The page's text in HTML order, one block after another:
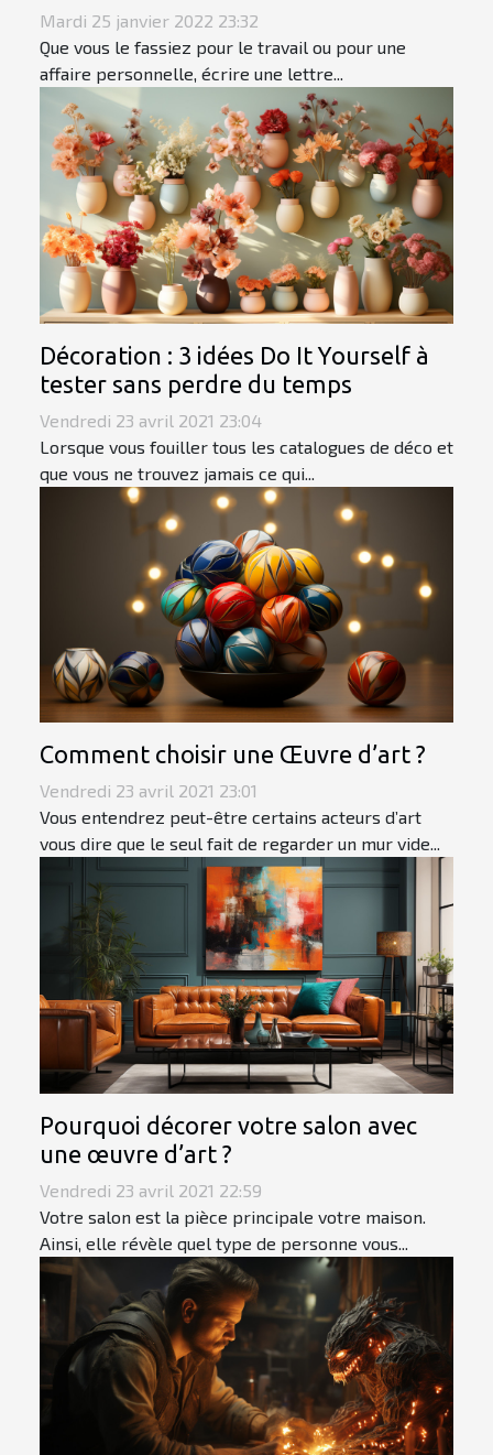
Mardi 25 janvier 2022 23:32
Que vous le fassiez pour le travail ou pour une
affaire personnelle, écrire une lettre...
Décoration : 3 idées Do It Yourself à
tester sans perdre du temps
Vendredi 23 avril 2021 23:04
Lorsque vous fouiller tous les catalogues de déco et
que vous ne trouvez jamais ce qui...
Comment choisir une Œuvre d’art ?
Vendredi 23 avril 2021 23:01
Vous entendrez peut-être certains acteurs d’art
vous dire que le seul fait de regarder un mur vide...
Pourquoi décorer votre salon avec
une œuvre d’art ?
Vendredi 23 avril 2021 22:59
Votre salon est la pièce principale votre maison.
Ainsi, elle révèle quel type de personne vous...